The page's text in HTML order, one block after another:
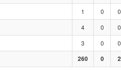
1 0 0
4 0 0
3 0 0
260 0 2